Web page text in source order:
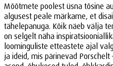
Mõõtmete poolest üsna tõsine
algusest peale märkame, et
tähelepanuga. Kõik näeb välja
on selgelt näha
loominguliste etteastete ajal
ja ideid, mis pärinevad